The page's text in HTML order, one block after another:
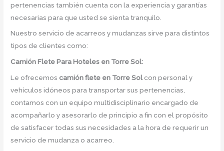
pertenencias también cuenta con la experiencia y garantías
necesarias para que usted se sienta tranquilo.
Nuestro servicio de acarreos y mudanzas sirve para distintos
tipos de clientes como:
CamiónFlete Para Hoteles en Torre Sol:
Le ofrecemos camión flete en Torre Sol con personal y
vehículos idóneos para transportar sus pertenencias,
contamos con un equipo multidisciplinario encargado de
acompañarlo y asesorarlo de principio a fin con el propósito
de satisfacer todas sus necesidades a la hora de requerir un
servicio de mudanza o acarreo.